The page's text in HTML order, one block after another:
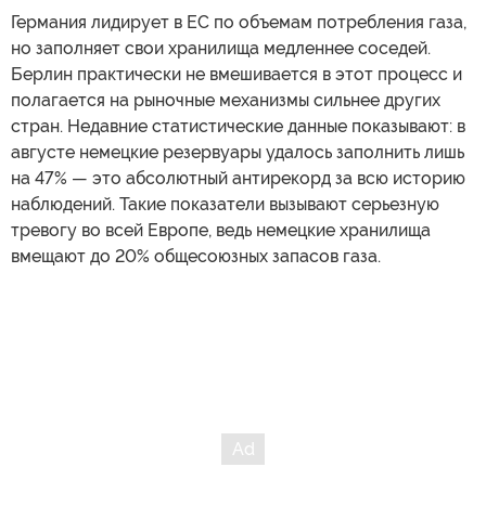
Германия лидирует в ЕС по объемам потребления газа,
но заполняет свои хранилища медленнее соседей.
Берлин практически не вмешивается в этот процесс и
полагается на рыночные механизмы сильнее других
стран. Недавние статистические данные показывают: в
августе немецкие резервуары удалось заполнить лишь
на 47% — это абсолютный антирекорд за всю историю
наблюдений. Такие показатели вызывают серьезную
тревогу во всей Европе, ведь немецкие хранилища
вмещают до 20% общесоюзных запасов газа.